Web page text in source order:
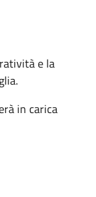
e la
.
in carica